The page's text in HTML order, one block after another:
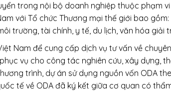
trong nội bộ doanh nghiệp thuộc phạm
với Tổ chức Thương mại thế giới bao
trường, tài chính, y tế, du lịch, văn hóa giải
Nam để cung cấp dịch vụ tư vấn về
vụ cho công tác nghiên cứu, xây dựng,
trình, dự án sử dụng nguồn vốn ODA
tế về ODA đã ký kết giữa cơ quan có